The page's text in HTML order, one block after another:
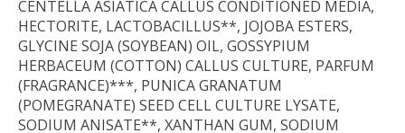
CENTELLA ASIATICA CALLUS CONDITIONED MEDIA,
HECTORITE, LACTOBACILLUS**, JOJOBA ESTERS,
GLYCINE SOJA (SOYBEAN) OIL, GOSSYPIUM
HERBACEUM (COTTON) CALLUS CULTURE, PARFUM
(FRAGRANCE)***, PUNICA GRANATUM
(POMEGRANATE) SEED CELL CULTURE LYSATE,
SODIUM ANISATE**, XANTHAN GUM, SODIUM